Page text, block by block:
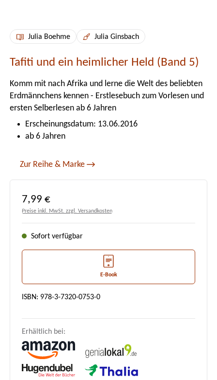
Julia Boehme Julia Ginsbach
Tafiti und ein heimlicher Held (Band 5)
Komm mit nach Afrika und lerne die Welt des beliebten
Erdmännchens kennen - Erstlesebuch zum Vorlesen und
ersten Selberlesen ab 6 Jahren
Erscheinungsdatum: 13.06.2016
ab 6 Jahren
Zur Reihe & Marke
Regulärer Preis:
7,99 €
Preise inkl. MwSt. zzgl. Versandkosten
Sofort verfügbar
E-Book
ISBN: 978-3-7320-0753-0
Erhältlich bei: